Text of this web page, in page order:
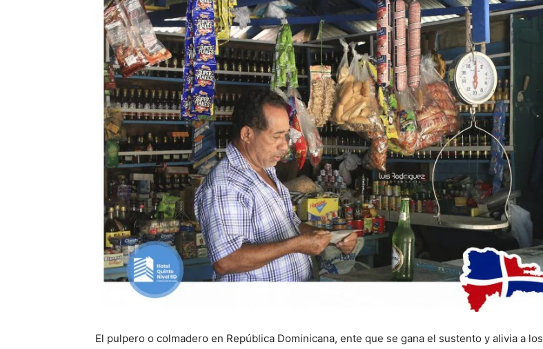
El pulpero o colmadero en República Dominicana, ente que se gana el sustento y alivia a los